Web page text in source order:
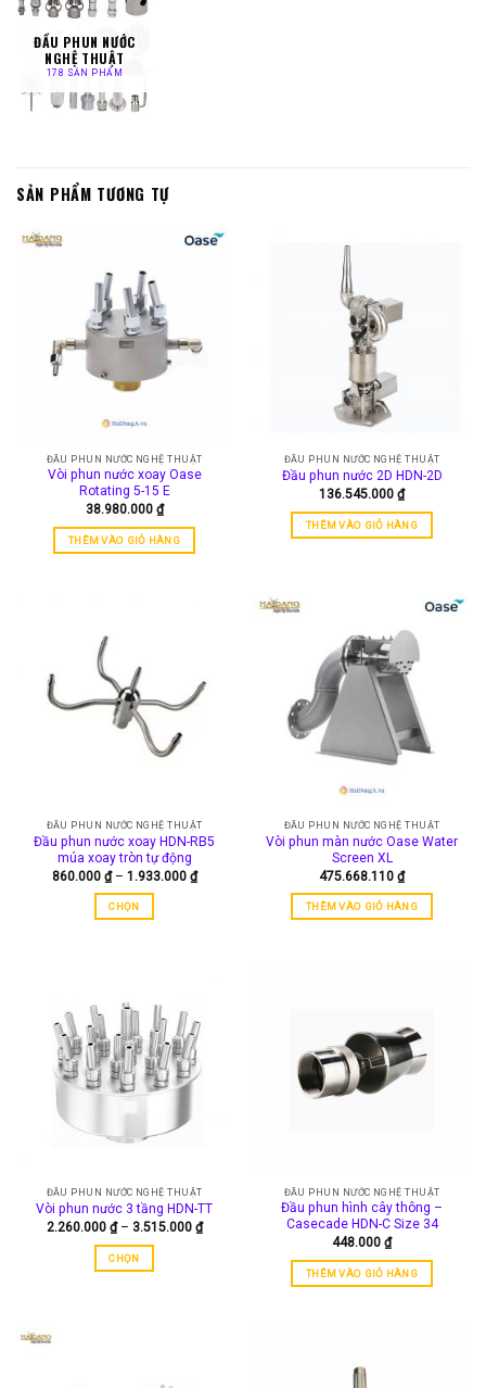
ĐẦU PHUN NƯỚC
NGHỆ THUẬT
178 SẢN PHẨM
SẢN PHẨM TƯƠNG TỰ
ĐẦU PHUN NƯỚC NGHỆ THUẬT
Vòi phun nước xoay Oase
Rotating 5-15 E
38.980.000 ₫
THÊM VÀO GIỎ HÀNG
ĐẦU PHUN NƯỚC NGHỆ THUẬT
Đầu phun nước 2D HDN-2D
136.545.000 ₫
THÊM VÀO GIỎ HÀNG
ĐẦU PHUN NƯỚC NGHỆ THUẬT
Đầu phun nước xoay HDN-RB5
múa xoay tròn tự động
860.000 ₫ – 1.933.000 ₫Khoảng
giá:
CHỌN
nhiều
biến
thể.
Các
tùy
chọn
chọn
trên
sản
ĐẦU PHUN NƯỚC NGHỆ THUẬT
Vòi phun màn nước Oase Water
Screen XL
475.668.110 ₫
THÊM VÀO GIỎ HÀNG
ĐẦU PHUN NƯỚC NGHỆ THUẬT
Vòi phun nước 3 tầng HDN-TT
2.260.000 ₫ – 3.515.000 ₫Khoảng
CHỌN
ĐẦU PHUN NƯỚC NGHỆ THUẬT
Đầu phun hình cây thông –
Casecade HDN-C Size 34
448.000 ₫
THÊM VÀO GIỎ HÀNG